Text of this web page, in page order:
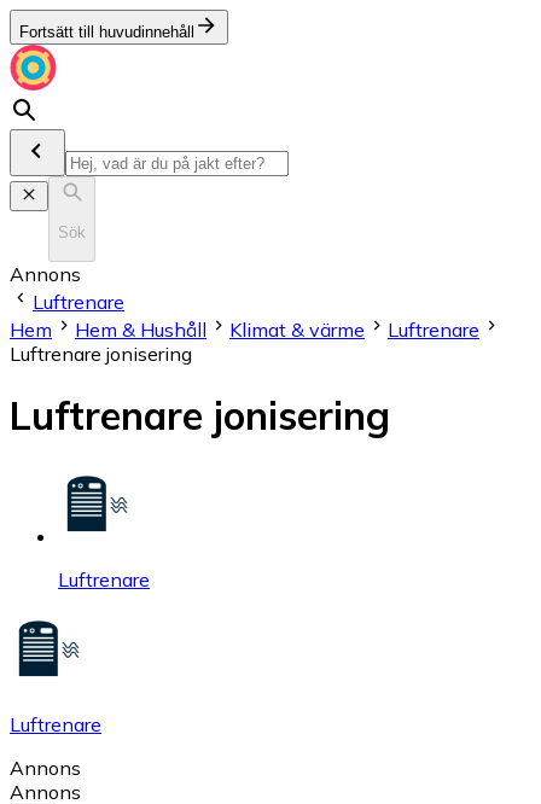
Fortsätt till huvudinnehåll
Sök
Annons
Luftrenare
Hem
Hem & Hushåll Klimat & värme
Luftrenare
Luftrenare jonisering
Luftrenare jonisering
Luftrenare
Luftrenare
Annons
Annons